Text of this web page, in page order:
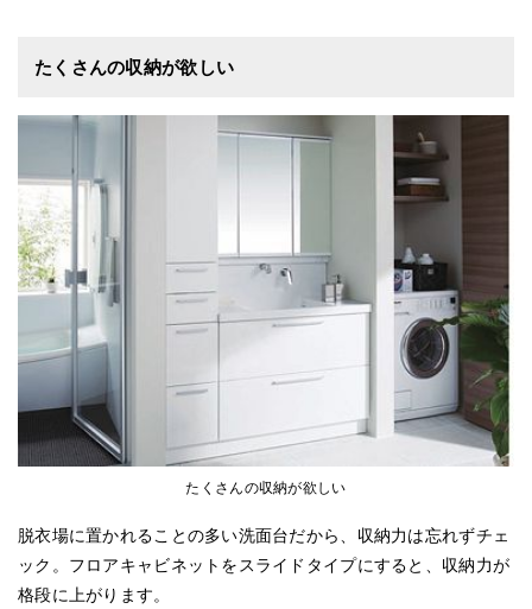
たくさんの収納が欲しい
たくさんの収納が欲しい
脱衣場に置かれることの多い洗面台だから、収納力は忘れずチェ
ック。フロアキャビネットをスライドタイプにすると、収納力が
格段に上がります。